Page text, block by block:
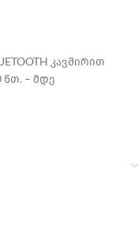
კავშირით
წთ. – მდე